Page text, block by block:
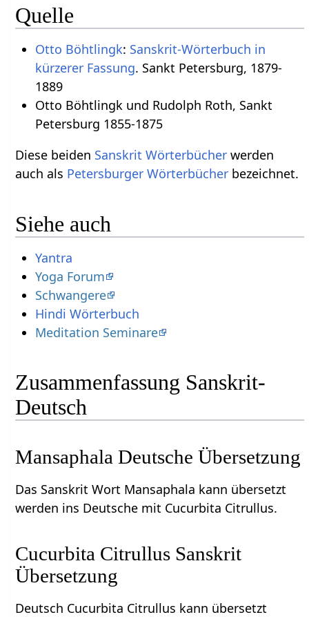
Quelle
Otto Böhtlingk: Sanskrit-Wörterbuch in
kürzerer Fassung. Sankt Petersburg, 1879-
1889
Otto Böhtlingk und Rudolph Roth, Sankt
Petersburg 1855-1875
Diese beiden Sanskrit Wörterbücher werden
auch als Petersburger Wörterbücher bezeichnet.
Siehe auch
Yantra
Yoga Forum
Schwangere
Hindi Wörterbuch
Meditation Seminare
Zusammenfassung Sanskrit-
Deutsch
Mansaphala Deutsche Übersetzung
Das Sanskrit Wort Mansaphala kann übersetzt
werden ins Deutsche mit Cucurbita Citrullus.
Cucurbita Citrullus Sanskrit
Übersetzung
Deutsch Cucurbita Citrullus kann übersetzt